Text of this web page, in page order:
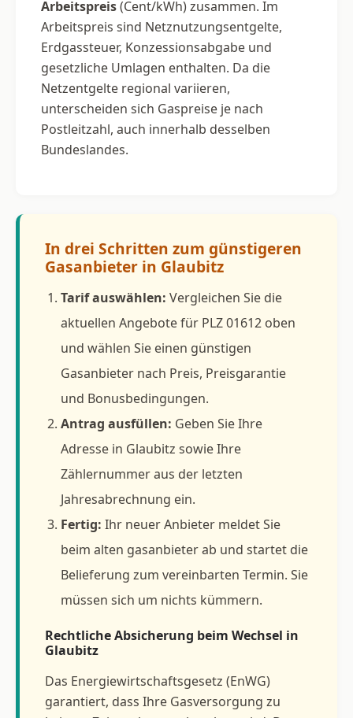
Arbeitspreis(Cent/kWh) zusammen. Im
Arbeitspreis sind Netznutzungsentgelte,
Erdgassteuer, Konzessionsabgabe und
gesetzliche Umlagen enthalten. Da die
Netzentgelte regional variieren,
unterscheiden sich Gaspreise je nach
Postleitzahl, auch innerhalb desselben
Bundeslandes.
In drei Schritten zum günstigeren
Gasanbieter in Glaubitz
Tarif auswählen: Vergleichen Sie die
aktuellen Angebote für PLZ 01612 oben
und wählen Sie einen günstigen
Gasanbieter nach Preis, Preisgarantie
und Bonusbedingungen.
Antrag ausfüllen: Geben Sie Ihre
Adresse in Glaubitz sowie Ihre
Zählernummer aus der letzten
Jahresabrechnung ein.
Fertig: Ihr neuer Anbieter meldet Sie
beim alten gasanbieter ab und startet die
Belieferung zum vereinbarten Termin. Sie
müssen sich um nichts kümmern.
Rechtliche Absicherung beim Wechsel in
Glaubitz
Das Energiewirtschaftsgesetz (EnWG)
garantiert, dass Ihre Gasversorgung zu